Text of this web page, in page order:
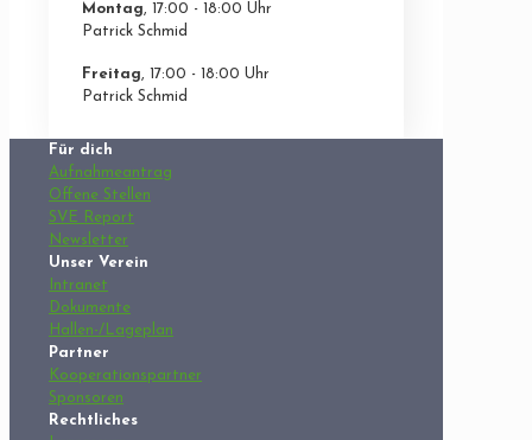
Montag, 17:00 - 18:00 Uhr
Patrick Schmid
Freitag, 17:00 - 18:00 Uhr
Patrick Schmid
Für dich
Aufnahmeantrag
Offene Stellen
SVE Report
Newsletter
Unser Verein
Intranet
Dokumente
Hallen-/Lageplan
Partner
Kooperationspartner
Sponsoren
Rechtliches